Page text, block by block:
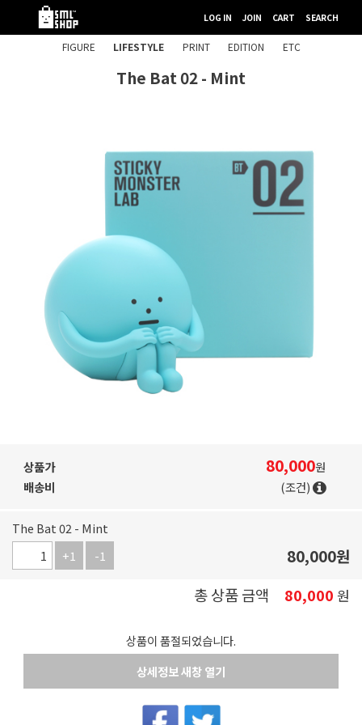
LOG IN JOIN CART SEARCH
FIGURE LIFESTYLE PRINT EDITION ETC
The Bat 02 - Mint
상품가 80,000원
배송비
(조건)
The Bat 02 - Mint
+1
-1 80,000원
총 상품 금액
80,000 원
상품이 품절되었습니다.
상세정보 새창 열기